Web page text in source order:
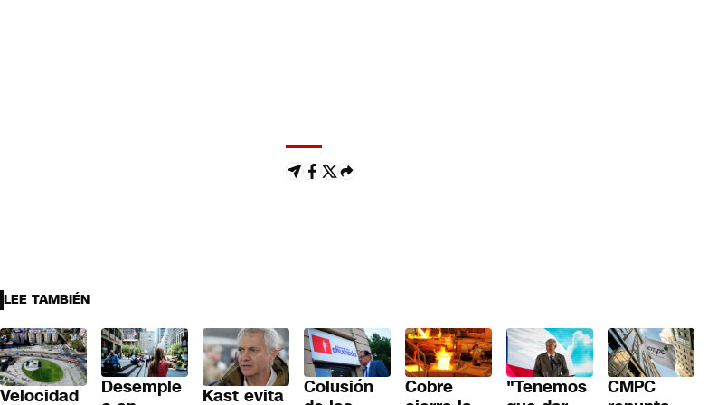
LEE TAMBIÉN
Velocidad
Desemple
Kast evita
Colusión
Cobre
"Tenemos
CMPC